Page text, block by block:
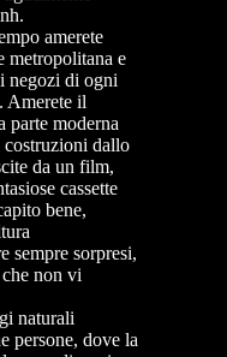
amerete
metropolitana e
negozi di ogni
Amerete il
parte moderna
dallo
da un film,
cassette
bene,
sempre sorpresi,
non vi
naturali
persone, dove la